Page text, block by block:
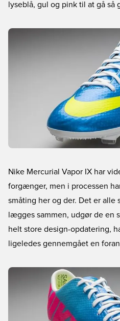
lyseblå, gul og pink til at gå så
Nike Mercurial Vapor IX har
forgænger, men i processen
småting her og der. Det er alle
lægges sammen, udgør de en
helt store design-opdatering,
ligeledes gennemgået en